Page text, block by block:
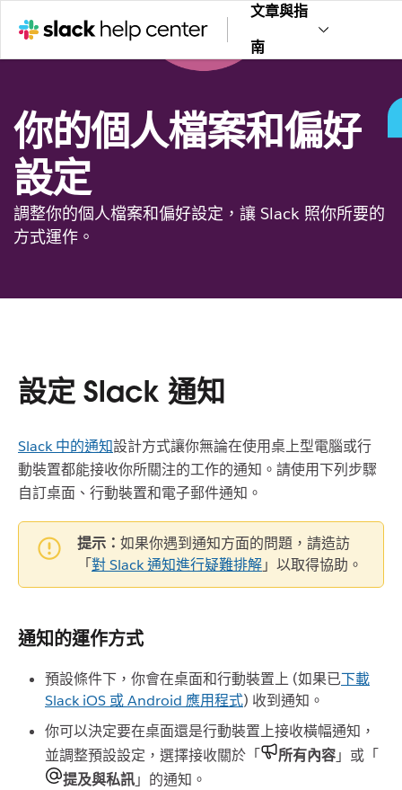
文章與指
南
你的個人檔案和偏好
設定
調整你的個人檔案和偏好設定，讓 Slack 照你所要的
方式運作。
設定 Slack 通知
Slack 中的通知設計方式讓你無論在使用桌上型電腦或行
動裝置都能接收你所關注的工作的通知。請使用下列步驟
自訂桌面、行動裝置和電子郵件通知。
提示： 如果你遇到通知方面的問題，請造訪
「對 Slack 通知進行疑難排解」以取得協助。
通知的運作方式
預設條件下，你會在桌面和行動裝置上 (如果已下載
Slack iOS 或 Android 應用程式) 收到通知。
你可以決定要在桌面還是行動裝置上接收橫幅通知，
並調整預設設定，選擇接收關於「
所有內容」或「
提及與私訊」的通知。